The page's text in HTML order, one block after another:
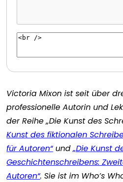
Victoria Mixon ist seit über
professionelle Autorin und
der Reihe „Die Kunst des
Kunst des fiktionalen
für Autoren“und„Die Kunst
Geschichtenschreibens:
Autoren“. Sie ist im Who’s